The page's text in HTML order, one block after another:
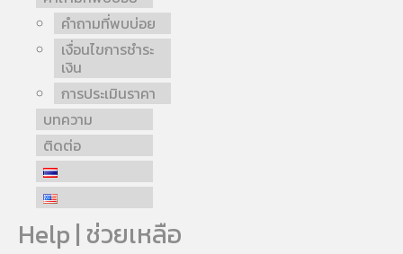
คำถามที่พบบ่อย
เงื่อนไขการชำระ
เงิน
การประเมินราคา
บทความ
ติดต่อ
Help | ช่วยเหลือ